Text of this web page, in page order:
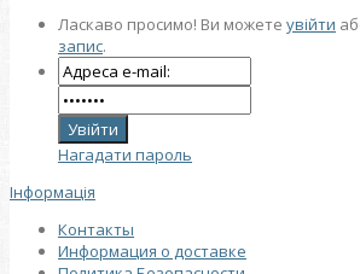
Ласкаво просимо! Ви можете увійти
запис.
Нагадати пароль
Інформація
Контакты
Информация о доставке